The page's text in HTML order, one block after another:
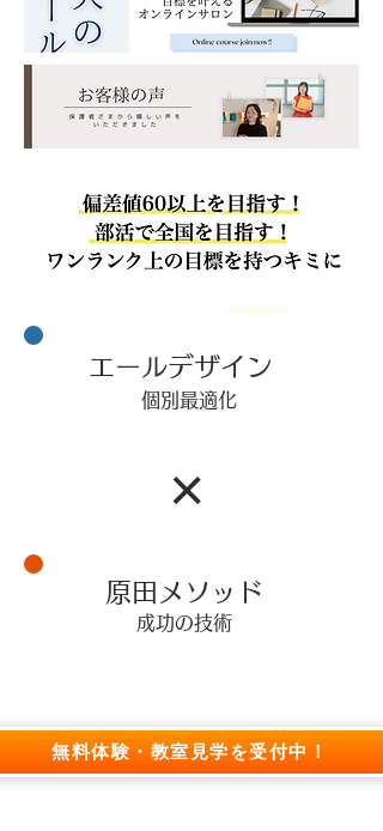
​エールデザイン
個別最適化
​×
原田メソッド
成功の技術
無料体験・教室見学を受付中！